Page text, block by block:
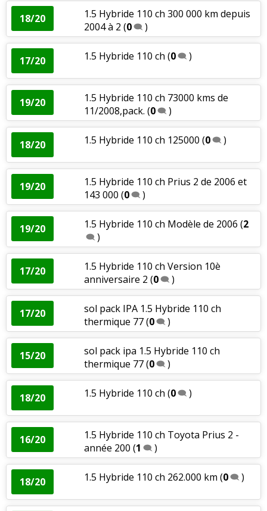
18/20
1.5 Hybride 110 ch 300 000 km depuis
2004 à 2 (0 )
17/20 1.5 Hybride 110 ch (0 )
19/20
1.5 Hybride 110 ch 73000 kms de
11/2008,pack. (0 )
18/20 1.5 Hybride 110 ch 125000 (0 )
19/20
1.5 Hybride 110 ch Prius 2 de 2006 et
143 000 (0 )
19/20 1.5 Hybride 110 ch Modèle de 2006 (2
)
17/20
1.5 Hybride 110 ch Version 10è
anniversaire 2 (0 )
17/20
sol pack IPA 1.5 Hybride 110 ch
thermique 77(0 )
15/20
sol pack ipa 1.5 Hybride 110 ch
thermique 77(0 )
18/20 1.5 Hybride 110 ch (0 )
16/20
1.5 Hybride 110 ch Toyota Prius 2 -
année 200 (1 )
18/20 1.5 Hybride 110 ch 262.000 km (0 )